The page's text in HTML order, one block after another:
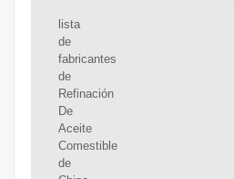
lista
de
fabricantes
de
Refinación
De
Aceite
Comestible
de